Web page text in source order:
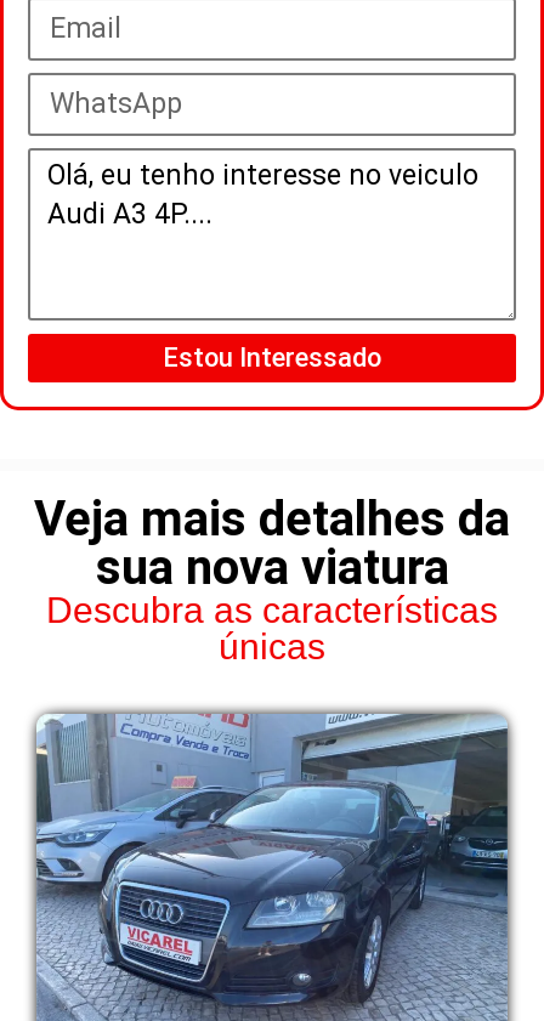
Estou Interessado
Veja mais detalhes da
sua nova viatura
Descubra as características
únicas